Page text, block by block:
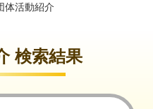
体活動紹介
検索結果